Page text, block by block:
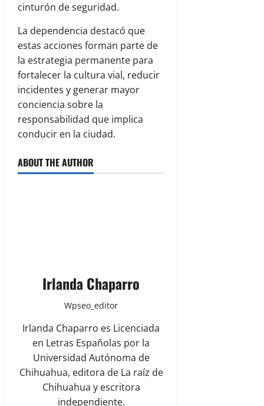
cinturón de seguridad.
La dependencia destacó que
estas acciones forman parte de
la estrategia permanente para
fortalecer la cultura vial, reducir
incidentes y generar mayor
conciencia sobre la
responsabilidad que implica
conducir en la ciudad.
ABOUT THE AUTHOR
Irlanda Chaparro
Wpseo_editor
Irlanda Chaparro es Licenciada
en Letras Españolas por la
Universidad Autónoma de
Chihuahua, editora de La raíz de
Chihuahua y escritora
independiente.